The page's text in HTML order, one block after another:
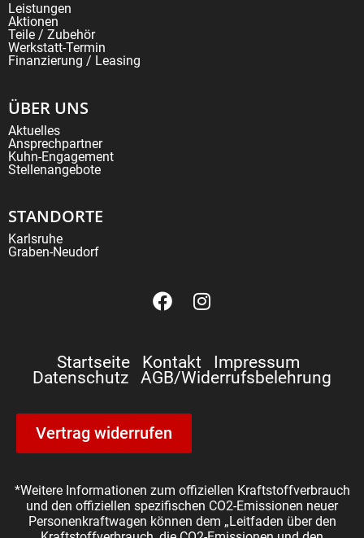
Leistungen
Aktionen
Teile / Zubehör
Werkstatt-Termin
Finanzierung / Leasing
ÜBER UNS
Aktuelles
Ansprechpartner
Kuhn-Engagement
Stellenangebote
STANDORTE
Karlsruhe
Graben-Neudorf
Startseite Kontakt Impressum
Datenschutz AGB/Widerrufsbelehrung
Vertrag widerrufen
*Weitere Informationen zum offiziellen Kraftstoffverbrauch
und den offiziellen spezifischen CO2-Emissionen neuer
Personenkraftwagen können dem „Leitfaden über den